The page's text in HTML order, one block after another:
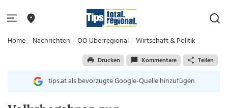
Home Nachrichten OÖ Überregional Wirtschaft & Politik
Drucken Kommentare Teilen
tips.at als bevorzugte Google-Quelle hinzufügen